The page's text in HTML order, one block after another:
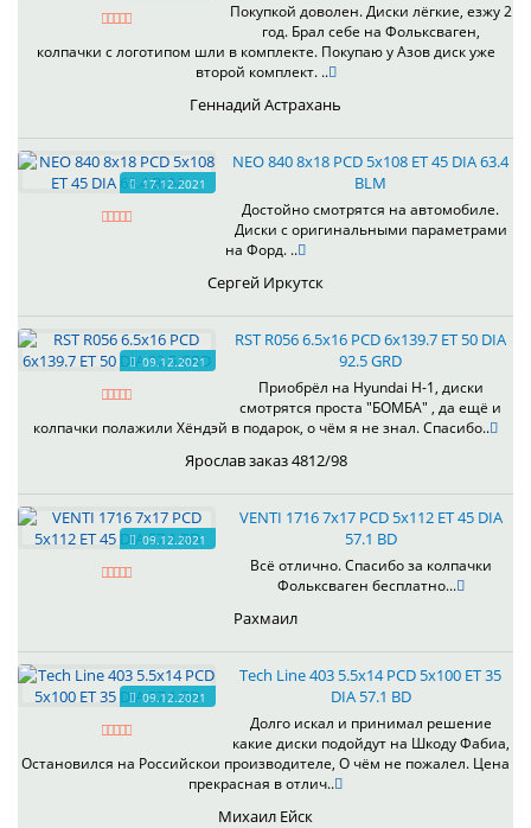
Покупкой доволен. Диски лёгкие, езжу 2
год. Брал себе на Фольксваген,
колпачки с логотипом шли в комплекте. Покупаю у Азов диск уже
второй комплект. ..
Геннадий Астрахань
17.12.2021
NEO 840 8x18 PCD 5x108 ET 45 DIA 63.4
BLM
Достойно смотрятся на автомобиле.
Диски с оригинальными параметрами
на Форд. ..
Сергей Иркутск
09.12.2021
RST R056 6.5x16 PCD 6x139.7 ET 50 DIA
92.5 GRD
Приобрёл на Hyundai H-1, диски
смотрятся проста "БОМБА" , да ещё и
колпачки полажили Хёндэй в подарок, о чём я не знал. Спасибо..
Ярослав заказ 4812/98
09.12.2021
VENTI 1716 7x17 PCD 5x112 ET 45 DIA
57.1 BD
Всё отлично. Спасибо за колпачки
Фольксваген бесплатно...
Рахмаил
09.12.2021
Tech Line 403 5.5x14 PCD 5x100 ET 35
DIA 57.1 BD
Долго искал и принимал решение
какие диски подойдут на Шкоду Фабиа,
Остановился на Российскои производителе, О чём не пожалел. Цена
прекрасная в отлич..
Михаил Ейск